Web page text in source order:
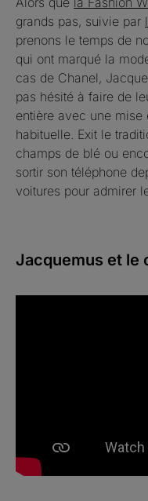
grands pas, suivie par
prenons le temps de
qui ont marqué la
cas de Chanel,
pas hésité à faire de
entière avec une
habituelle. Exit le
champs de blé ou
sortir son téléphone
voitures pour admirer
Jacquemus et le